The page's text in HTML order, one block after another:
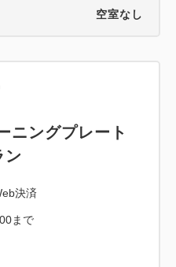
空室なし
ニングプレート
ン
決済
まで